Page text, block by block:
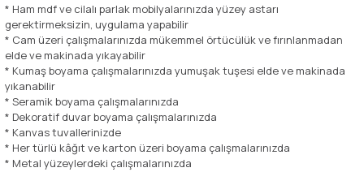
* Ham mdf ve cilalı parlak mobilyalarınızda yüzey astarı
gerektirmeksizin, uygulama yapabilir
* Cam üzeri çalışmalarınızda mükemmel örtücülük ve fırınlanmadan
elde ve makinada yıkayabilir
* Kumaş boyama çalışmalarınızda yumuşak tuşesi elde ve makinada
yıkanabilir
* Seramik boyama çalışmalarınızda
* Dekoratif duvar boyama çalışmalarınızda
* Kanvas tuvallerinizde
* Her türlü kâğıt ve karton üzeri boyama çalışmalarınızda
* Metal yüzeylerdeki çalışmalarınızda